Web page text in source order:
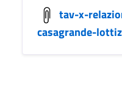
tav-x-
casagrande-